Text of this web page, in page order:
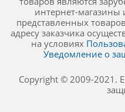
интернет-магазины
представленных
адресу заказчика
на условиях
Уведомление о
Copyright © 2009-2021.